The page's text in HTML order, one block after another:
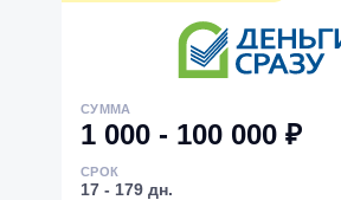
СУММА
1 000 - 100 000 ₽
СРОК
17 - 179 дн.